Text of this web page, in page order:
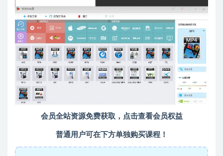
会员全站资源免费获取， 点击查看会员权益
普通用户可在下方单独购买课程！